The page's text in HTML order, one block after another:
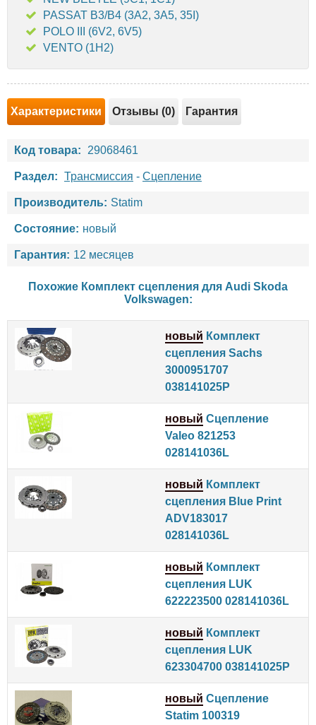
PASSAT B3/B4 (3A2, 3A5, 35I)
POLO III (6V2, 6V5)
VENTO (1H2)
Характеристики Отзывы (0) Гарантия
Код товара: 29068461
Раздел: Трансмиссия - Сцепление
Производитель: Statim
Состояние: новый
Гарантия: 12 месяцев
Похожие Комплект сцепления для Audi Skoda
Volkswagen:
новый Комплект
сцепления Sachs
3000951707
038141025P
новый Сцепление
Valeo 821253
028141036L
новый Комплект
сцепления Blue Print
ADV183017
028141036L
новый Комплект
сцепления LUK
622223500 028141036L
новый Комплект
сцепления LUK
623304700 038141025P
новый Сцепление
Statim 100319